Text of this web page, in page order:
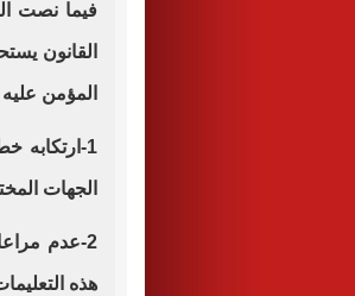
المؤمن عليه
1-
الجهات المختصة خلال 24
2-عدم
هذه